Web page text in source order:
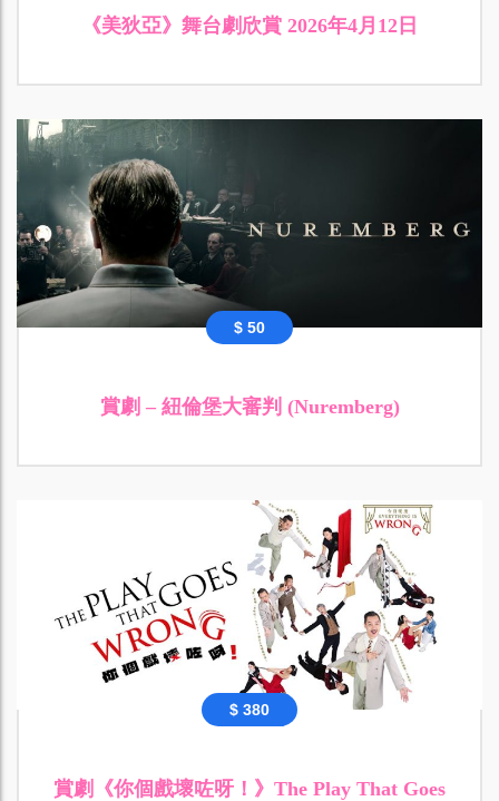
《美狄亞》舞台劇欣賞 2026年4月12日
$ 50
賞劇 – 紐倫堡大審判 (Nuremberg)
$ 380
賞劇《你個戲壞咗呀！》The Play That Goes